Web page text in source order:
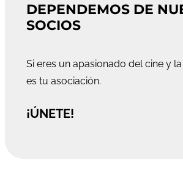
DEPENDEMOS DE
SOCIOS
Si eres un apasionado del cine y
es tu asociación.
¡ÚNETE!